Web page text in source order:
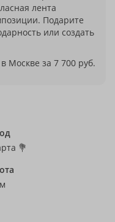
лента
Подарите
или создать
Москве за 7 700 руб.
💐